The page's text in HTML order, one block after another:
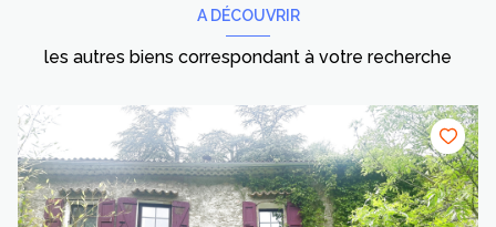
A DÉCOUVRIR
les autres biens correspondant à votre recherche